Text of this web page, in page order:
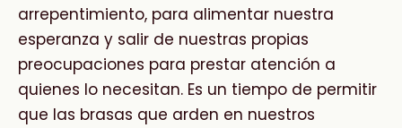
arrepentimiento, para alimentar nuestra
esperanza y salir de nuestras propias
preocupaciones para prestar atención a
quienes lo necesitan. Es un tiempo de permitir
que las brasas que arden en nuestros